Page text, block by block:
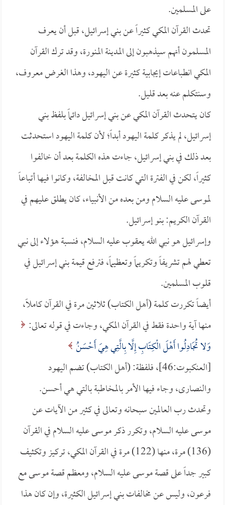
على المسلمين.
تحدث القرآن المكي كثيراً عن بني إسرائيل، قبل أن يعرف
المسلمون أنهم سيذهبون إلى المدينة المنورة، وقد ترك القرآن
المكي انطباعات إيجابية كثيرة عن اليهود، وهذا الغرض معروف،
وسنتكلم عنه بعد قليل.
كان يتحدث القرآن المكي عن بني إسرائيل دائماً بلفظ بني
إسرائيل، لم يذكر كلمة اليهود أبداً؛ لأن كلمة اليهود استحدثت
بعد ذلك في بني إسرائيل، جاءت هذه الكلمة بعد أن خالفوا
كثيراً، لكن في الفترة التي كانت قبل المخالفة، وكانوا فيها أتباعاً
لموسى عليه السلام ومن بعده من الأنبياء، كان يطلق عليهم في
القرآن الكريم: بنو إسرائيل.
وإسرائيل هو نبي الله يعقوب عليه السلام، فنسبة هؤلاء إلى نبي
تعطي لهم تشريفاً وتكريماً وتعظيماً، فترفع قيمة بني إسرائيل في
قلوب المسلمين.
أيضاً تكررت كلمة (أهل الكتاب) ثلاثين مرة في القرآن كاملاً،
منها آية واحدة فقط في القرآن المكي، وجاءت في قوله تعالى:
وَلا تُجَادِلُوا أَهْلَ الْكِتَابِ إِلَّا بِالَّتِي هِيَ أَحْسَنُ
[العنكبوت:46]، فلفظة: (أهل الكتاب) تضم اليهود
والنصارى، وجاء فيها الأمر بالمخاطبة بالتي هي أحسن.
وتحدث رب العالمين سبحانه وتعالى في كثير من الآيات عن
موسى عليه السلام، وتكرر ذكر موسى عليه السلام في القرآن
(136) مرة، منها (122) مرة في القرآن المكي، تركيز وتكثيف
كبير جداً على قصة موسى عليه السلام، ومعظم قصة موسى مع
فرعون، وليس عن مخالفات بني إسرائيل الكثيرة، وإن كان هذا